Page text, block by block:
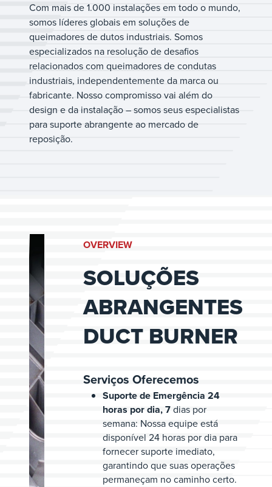
Com mais de 1.000 instalações em todo o mundo,
somos líderes globais em soluções de
queimadores de dutos industriais. Somos
especializados na resolução de desafios
relacionados com queimadores de condutas
industriais, independentemente da marca ou
fabricante. Nosso compromisso vai além do
design e da instalação – somos seus especialistas
para suporte abrangente ao mercado de
reposição.
OVERVIEW
SOLUÇÕES
ABRANGENTES
DUCT BURNER
Serviços Oferecemos
Suporte de Emergência 24
horas por dia, 7dias por
semana: Nossa equipe está
disponível 24 horas por dia para
fornecer suporte imediato,
garantindo que suas operações
permaneçam no caminho certo.